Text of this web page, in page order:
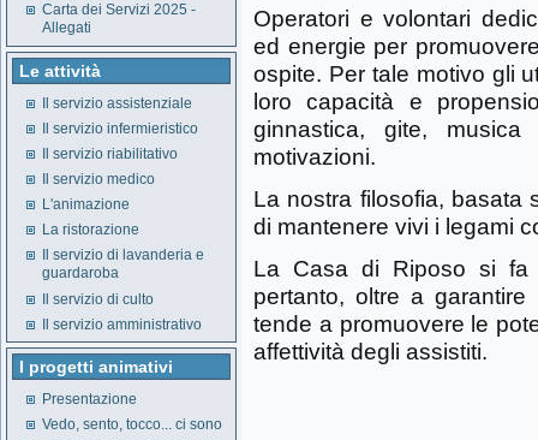
Carta dei Servizi 2025 -
Allegati
Le attività
Il servizio assistenziale
Il servizio infermieristico
Il servizio riabilitativo
Il servizio medico
L'animazione
La ristorazione
Il servizio di lavanderia e
guardaroba
Il servizio di culto
Il servizio amministrativo
I progetti animativi
Presentazione
Vedo, sento, tocco... ci sono
Operatori e volontari
ed energie per
ospite. Per tale motivo gli
loro capacità e
ginnastica, gite,
motivazioni.
La nostra filosofia, basata
di mantenere vivi i legami
La Casa di Riposo si fa
pertanto, oltre a
tende a promuovere le
affettività degli assistiti.